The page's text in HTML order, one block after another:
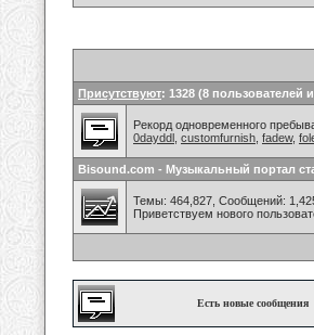
Присутствуют: 1328 (8 пользователей
Рекорд одновременного
0dayddl customfurnish fadew,
Bisound.com - Музыкальный портал
Темы: 464,827, Сообщений:
Приветствуем нового
Есть новые сообщения